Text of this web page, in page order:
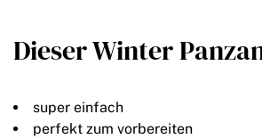
Dieser Winter
super einfach
perfekt zum vorbereiten